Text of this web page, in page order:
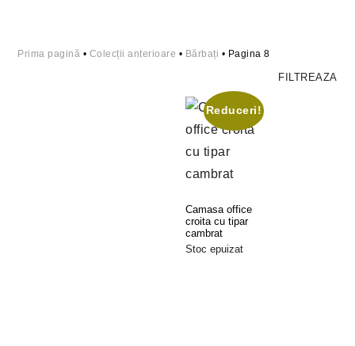
Prima pagină • Colecții anterioare • Bărbați • Pagina 8
FILTREAZA
Reduceri!
Camasa office
croita cu tipar
cambrat
Stoc epuizat